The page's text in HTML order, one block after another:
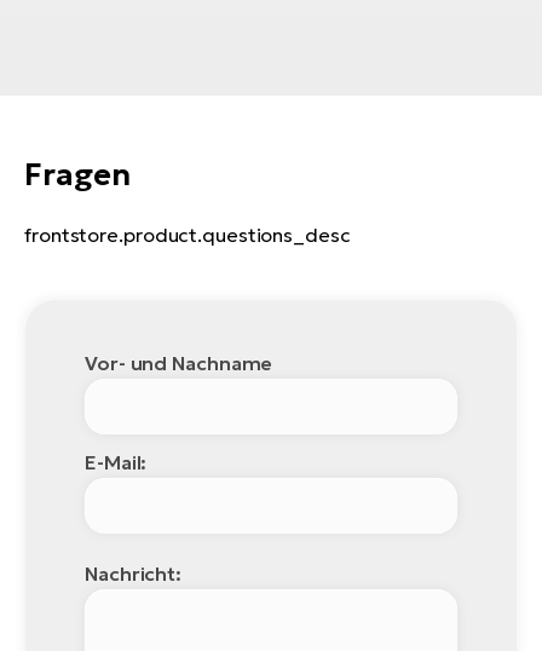
Fragen
frontstore.product.questions_desc
Vor- und Nachname
E-Mail:
Nachricht: